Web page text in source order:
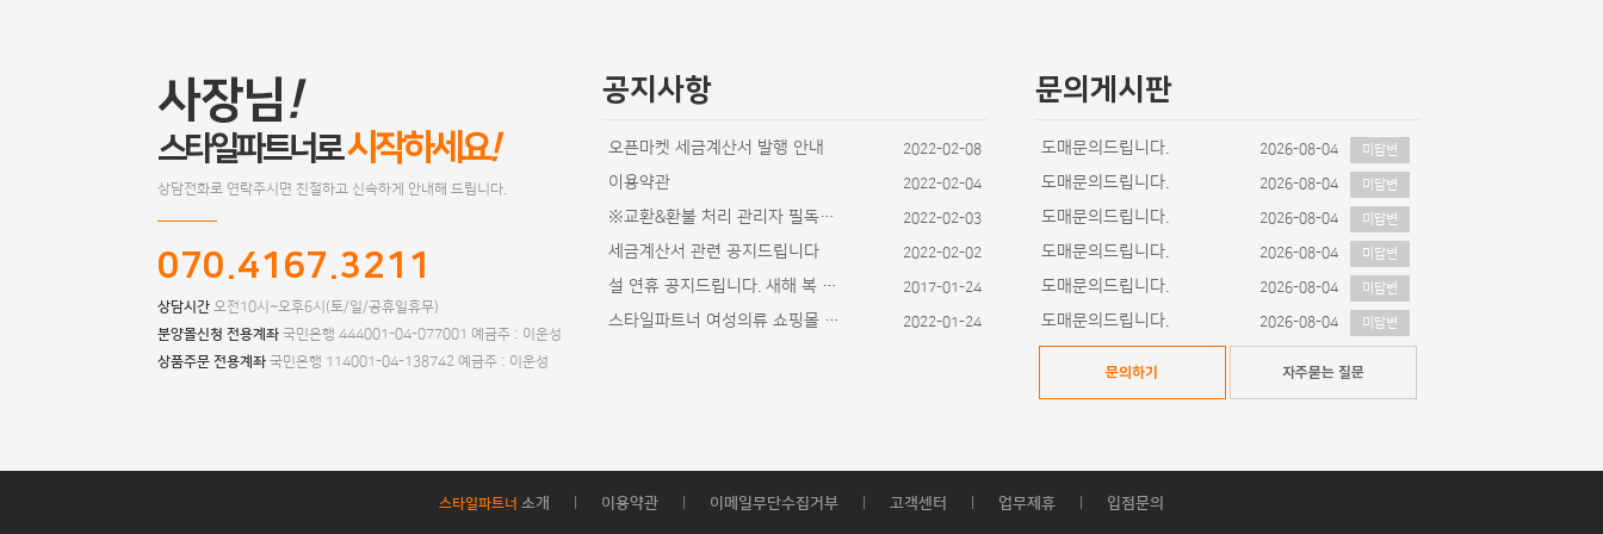
사장님!
스타일파트너로시작하세요!
상담전화로 연락주시면 친절하고 신속하게 안내해 드립니다.
070.4167.3211
상담시간 오전10시~오후6시(토/일/공휴일휴무)
분양몰신청 전용계좌 국민은행 444001-04-077001 예금주 : 이운성
상품주문 전용계좌 국민은행 114001-04-138742 예금주 : 이운성
공지사항
오픈마켓 세금계산서 발행 안내 2022-02-08
이용약관 2022-02-04
※교환&환불 처리 관리자 필독사항 2022-02-03
세금계산서 관련 공지드립니다 2022-02-02
설 연휴 공지드립니다. 새해 복 많이 받으세요~ 2017-01-24
스타일파트너 여성의류 쇼핑몰 디자인이 추가 2022-01-24
문의게시판
도매문의드립니다. 2026-08-04 미답변
도매문의드립니다. 2026-08-04 미답변
도매문의드립니다. 2026-08-04 미답변
도매문의드립니다. 2026-08-04 미답변
도매문의드립니다. 2026-08-04 미답변
도매문의드립니다. 2026-08-04 미답변
문의하기 자주묻는 질문
스타일파트너 소개 이용약관 이메일무단수집거부 고객센터 업무제휴 입점문의